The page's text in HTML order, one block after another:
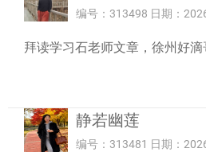
编号：313498 日期：
拜读学习石老师文章，徐州好滴
静若幽莲
编号：313481 日期：